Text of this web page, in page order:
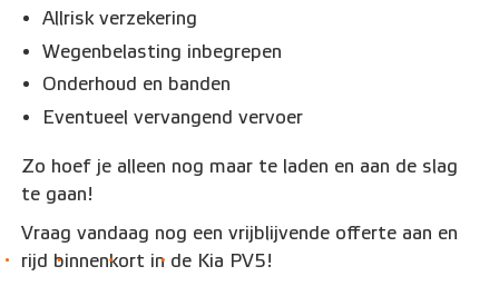
Allrisk verzekering
Wegenbelasting inbegrepen
Onderhoud en banden
Eventueel vervangend vervoer
Zo hoef je alleen nog maar te laden en aan de slag
te gaan!
Vraag vandaag nog een vrijblijvende offerte aan en
rijd binnenkort in de Kia PV5!